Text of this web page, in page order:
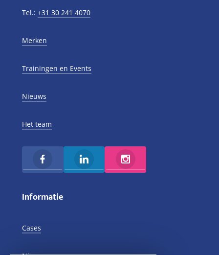
Tel.: +31 30 241 4070
Merken
Trainingen en Events
Nieuws
Het team
Informatie
Cases